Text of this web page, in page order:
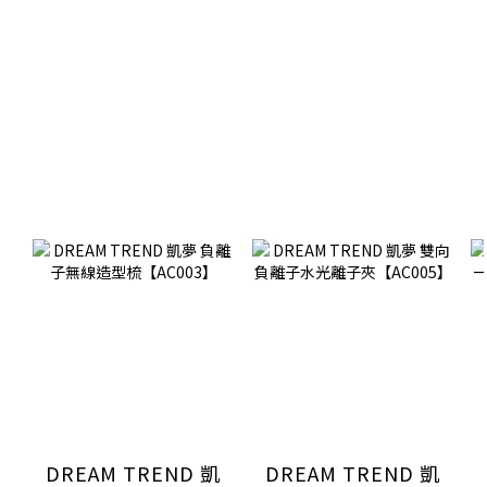
DREAM TREND 凱 DREAM TREND 凱